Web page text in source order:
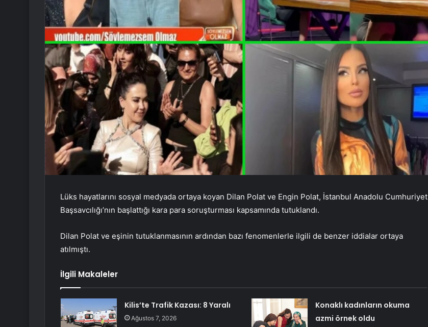
Lüks hayatlarını sosyal medyada ortaya koyan Dilan Polat ve Engin Polat, İstanbul Anadolu Cumhuriyet
Başsavcılığı’nın başlattığı kara para soruşturması kapsamında tutuklandı.
Dilan Polat ve eşinin tutuklanmasının ardından bazı fenomenlerle ilgili de benzer iddialar ortaya
atılmıştı.
İlgili Makaleler
Kilis’te Trafik Kazası: 8 Yaralı
Ağustos 7, 2026
Konaklı kadınların okuma
azmi örnek oldu